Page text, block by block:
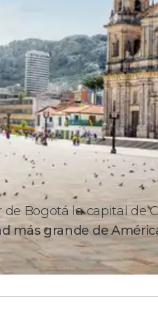
Bogotá la capital de
más grande de